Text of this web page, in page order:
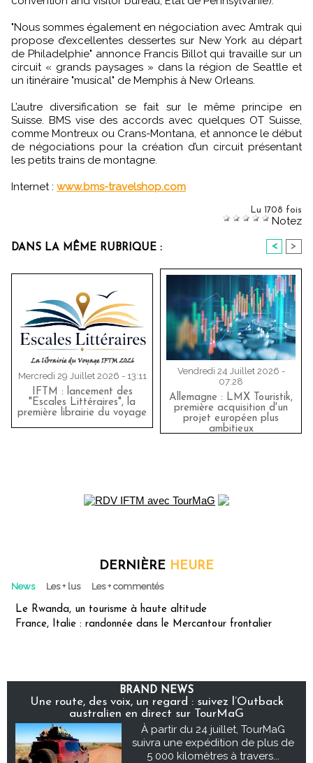
"Nous sommes également en négociation avec Amtrak qui
propose d’excellentes dessertes sur New York au départ
de Philadelphie" annonce Francis Billot qui travaille sur un
circuit « grands paysages » dans la région de Seattle et
un itinéraire "musical" de Memphis à New Orleans.
L’autre diversification se fait sur le même principe en
Suisse. BMS vise des accords avec quelques OT Suisse,
comme Montreux ou Crans-Montana, et annonce le début
de négociations pour la création d’un circuit présentant
les petits trains de montagne.
Internet : www.bms-travelshop.com
Lu 1708 fois
Notez
DANS LA MÊME RUBRIQUE : < >
Mercredi 29 Juillet 2026 - 13:11
IFTM : lancement des
"Escales Littéraires", la
première librairie du voyage
Vendredi 24 Juillet 2026 -
07:28
Allemagne : LMX Touristik,
première acquisition d'un
projet européen plus
ambitieux
DERNIÈRE HEURE
News Les + lus Les + commentés
Le Rwanda, un tourisme à haute altitude
France, Italie : randonnée dans le Mercantour frontalier
BRAND NEWS
Une route, des voix, un regard : suivez l’Outback
australien en direct sur TourMaG
À partir du 24 juillet, TourMaG
suivra une expédition de plus de
5 000 kilomètres à travers...